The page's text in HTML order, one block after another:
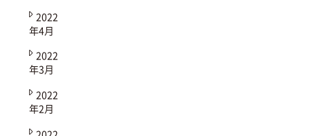
2022
年4月
2022
年3月
2022
年2月